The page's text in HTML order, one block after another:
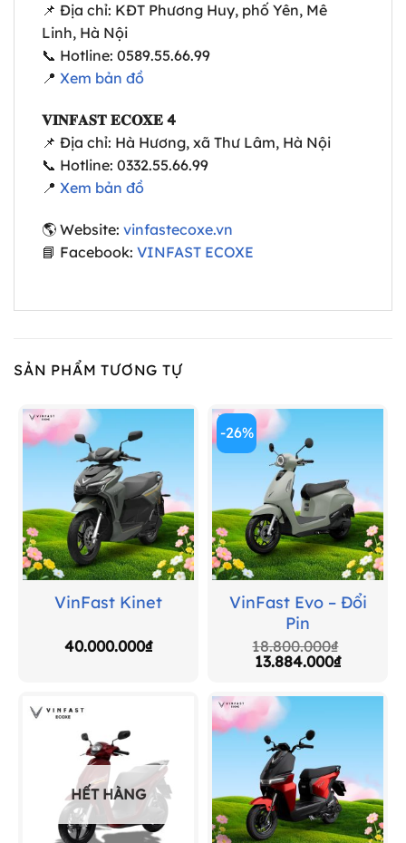
📌 Địa chỉ: KĐT Phương Huy, phố Yên, Mê
Linh, Hà Nội
📞 Hotline: 0589.55.66.99
📍 Xem bản đồ
𝐕𝐈𝐍𝐅𝐀𝐒𝐓 𝐄𝐂𝐎𝐗𝐄 4
📌 Địa chỉ: Hà Hương, xã Thư Lâm, Hà Nội
📞 Hotline: 0332.55.66.99
📍 Xem bản đồ
🌎 Website: vinfastecoxe.vn
📘 Facebook: VINFAST ECOXE
SẢN PHẨM TƯƠNG TỰ
VinFast Kinet
40.000.000₫
-26%
VinFast Evo – Đổi
Pin
18.800.000₫
Giá
18.800.000₫.
13.884.000₫Giá
HẾT HÀNG